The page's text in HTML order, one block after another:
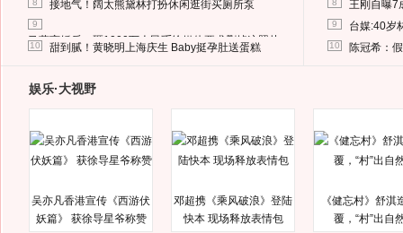
8 接地气！阔太熊黛林打扮休闲逛街买厕所泵
9
马蓉离婚后，砸1000万人民币给媒体要求删掉这照片
10 甜到腻！黄晓明上海庆生 Baby挺孕肚送蛋糕
8 王刚自曝7
9 台媒:40岁
10 陈冠希：
娱乐·大视野
吴亦凡香港宣传《西游伏
妖篇》 获徐导星爷称赞
邓超携《乘风破浪》登陆
快本 现场释放表情包
《健忘村》舒淇
覆，“村”出自